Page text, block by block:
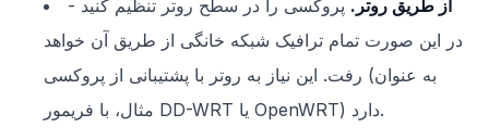
از طریق روتر. پروکسی را در سطح روتر تنظیم کنید -
در این صورت تمام ترافیک شبکه خانگی از طریق آن خواهد
رفت. این نیاز به روتر با پشتیبانی از پروکسی (به عنوان
مثال، با فریمور DD-WRT یا OpenWRT) دارد.